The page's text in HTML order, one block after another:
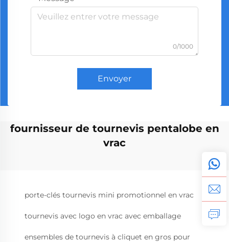
0/1000
Envoyer
fournisseur de tournevis pentalobe en
vrac
porte-clés tournevis mini promotionnel en vrac
tournevis avec logo en vrac avec emballage
ensembles de tournevis à cliquet en gros pour